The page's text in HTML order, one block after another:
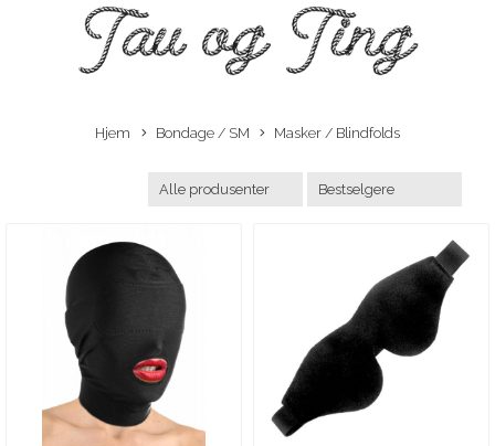
Hjem Bondage / SM Masker / Blindfolds